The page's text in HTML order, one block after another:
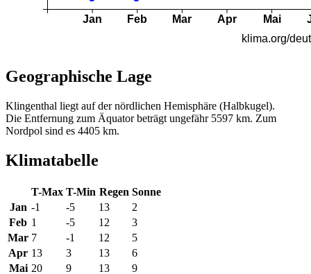
Geographische Lage
Klingenthal liegt auf der nördlichen Hemisphäre (Halbkugel).
Die Entfernung zum Äquator beträgt ungefähr 5597 km. Zum
Nordpol sind es 4405 km.
Klimatabelle
T-Max T-Min Regen Sonne
Jan -1 -5 13
2
Feb 1 -5 12
3
Mar 7 -1 12
5
Apr 13 3 13
6
Mai 20 9 13 9